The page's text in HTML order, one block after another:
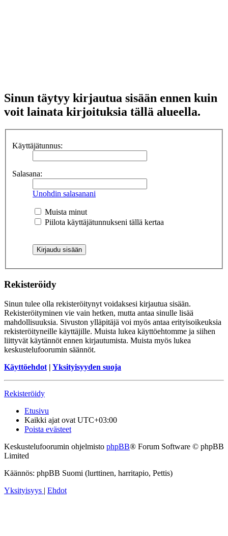
Sinun täytyy kirjautua sisään ennen kuin
voit lainata kirjoituksia tällä alueella.
Käyttäjätunnus:
Salasana:
Unohdin salasanani
Muista minut
Piilota käyttäjätunnukseni tällä kertaa
Rekisteröidy
Sinun tulee olla rekisteröitynyt voidaksesi kirjautua sisään.
Rekisteröityminen vie vain hetken, mutta antaa sinulle lisää
mahdollisuuksia. Sivuston ylläpitäjä voi myös antaa erityisoikeuksia
rekisteröityneille käyttäjille. Muista lukea käyttöehtomme ja siihen
liittyvät käytännöt ennen kirjautumista. Muista myös lukea
keskustelufoorumin säännöt.
Käyttöehdot | Yksityisyyden suoja
Rekisteröidy
Etusivu
Kaikki ajat ovat UTC+03:00
Poista evästeet
Keskustelufoorumin ohjelmisto phpBB® Forum Software © phpBB
Limited
Käännös: phpBB Suomi (lurttinen, harritapio, Pettis)
Yksityisyys | Ehdot